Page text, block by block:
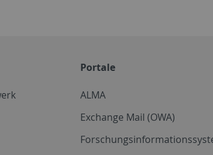
Portale
ALMA
Exchange Mail (OWA)